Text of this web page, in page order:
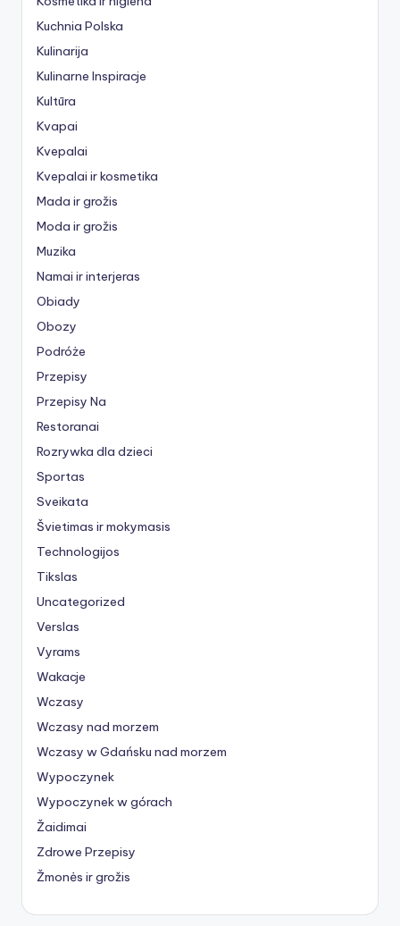
Kuchnia Polska
Kulinarija
Kulinarne Inspiracje
Kultūra
Kvapai
Kvepalai
Kvepalai ir kosmetika
Mada ir grožis
Moda ir grožis
Muzika
Namai ir interjeras
Obiady
Obozy
Podróże
Przepisy
Przepisy Na
Restoranai
Rozrywka dla dzieci
Sportas
Sveikata
Švietimas ir mokymasis
Technologijos
Tikslas
Uncategorized
Verslas
Vyrams
Wakacje
Wczasy
Wczasy nad morzem
Wczasy w Gdańsku nad morzem
Wypoczynek
Wypoczynek w górach
Žaidimai
Zdrowe Przepisy
Žmonės ir grožis